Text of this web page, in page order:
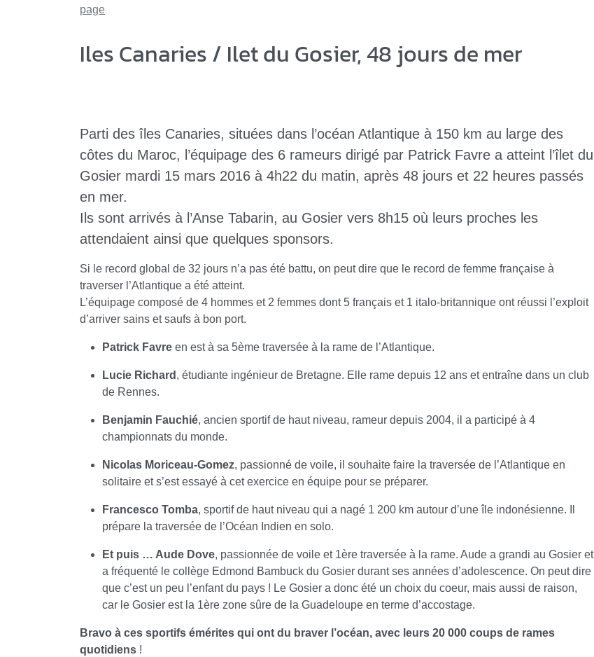
page
Iles Canaries / Ilet du Gosier, 48 jours de mer
Parti des îles Canaries, situées dans l’océan Atlantique à 150 km au large des
côtes du Maroc, l’équipage des 6 rameurs dirigé par Patrick Favre a atteint l’îlet du
Gosier mardi 15 mars 2016 à 4h22 du matin, après 48 jours et 22 heures passés
en mer.
Ils sont arrivés à l’Anse Tabarin, au Gosier vers 8h15 où leurs proches les
attendaient ainsi que quelques sponsors.
Si le record global de 32 jours n’a pas été battu, on peut dire que le record de femme française à
traverser l’Atlantique a été atteint.
L’équipage composé de 4 hommes et 2 femmes dont 5 français et 1 italo-britannique ont réussi l’exploit
d’arriver sains et saufs à bon port.
Patrick Favre en est à sa 5ème traversée à la rame de l’Atlantique.
Lucie Richard , étudiante ingénieur de Bretagne. Elle rame depuis 12 ans et entraîne dans un club
de Rennes.
Benjamin Fauchié, ancien sportif de haut niveau, rameur depuis 2004, il a participé à 4
championnats du monde.
Nicolas Moriceau-Gomez, passionné de voile, il souhaite faire la traversée de l’Atlantique en
solitaire et s’est essayé à cet exercice en équipe pour se préparer.
Francesco Tomba, sportif de haut niveau qui a nagé 1 200 km autour d’une île indonésienne. Il
prépare la traversée de l’Océan Indien en solo.
Et puis … Aude Dove, passionnée de voile et 1ère traversée à la rame. Aude a grandi au Gosier et
a fréquenté le collège Edmond Bambuck du Gosier durant ses années d’adolescence. On peut dire
que c’est un peu l’enfant du pays ! Le Gosier a donc été un choix du coeur, mais aussi de raison,
car le Gosier est la 1ère zone sûre de la Guadeloupe en terme d’accostage.
Bravo à ces sportifs émérites qui ont du braver l’océan, avec leurs 20 000 coups de rames
quotidiens !